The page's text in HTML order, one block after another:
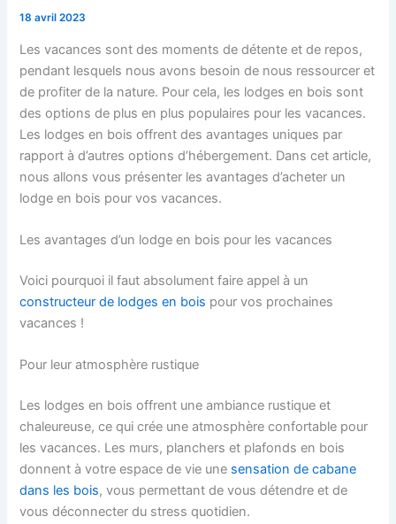
18 avril 2023
Les vacances sont des moments de détente et de repos,
pendant lesquels nous avons besoin de nous ressourcer et
de profiter de la nature. Pour cela, les lodges en bois sont
des options de plus en plus populaires pour les vacances.
Les lodges en bois offrent des avantages uniques par
rapport à d’autres options d’hébergement. Dans cet article,
nous allons vous présenter les avantages d’acheter un
lodge en bois pour vos vacances.
Les avantages d’un lodge en bois pour les vacances
Voici pourquoi il faut absolument faire appel à un
constructeur de lodges en bois pour vos prochaines
vacances !
Pour leur atmosphère rustique
Les lodges en bois offrent une ambiance rustique et
chaleureuse, ce qui crée une atmosphère confortable pour
les vacances. Les murs, planchers et plafonds en bois
donnent à votre espace de vie une sensation de cabane
dans les bois, vous permettant de vous détendre et de
vous déconnecter du stress quotidien.